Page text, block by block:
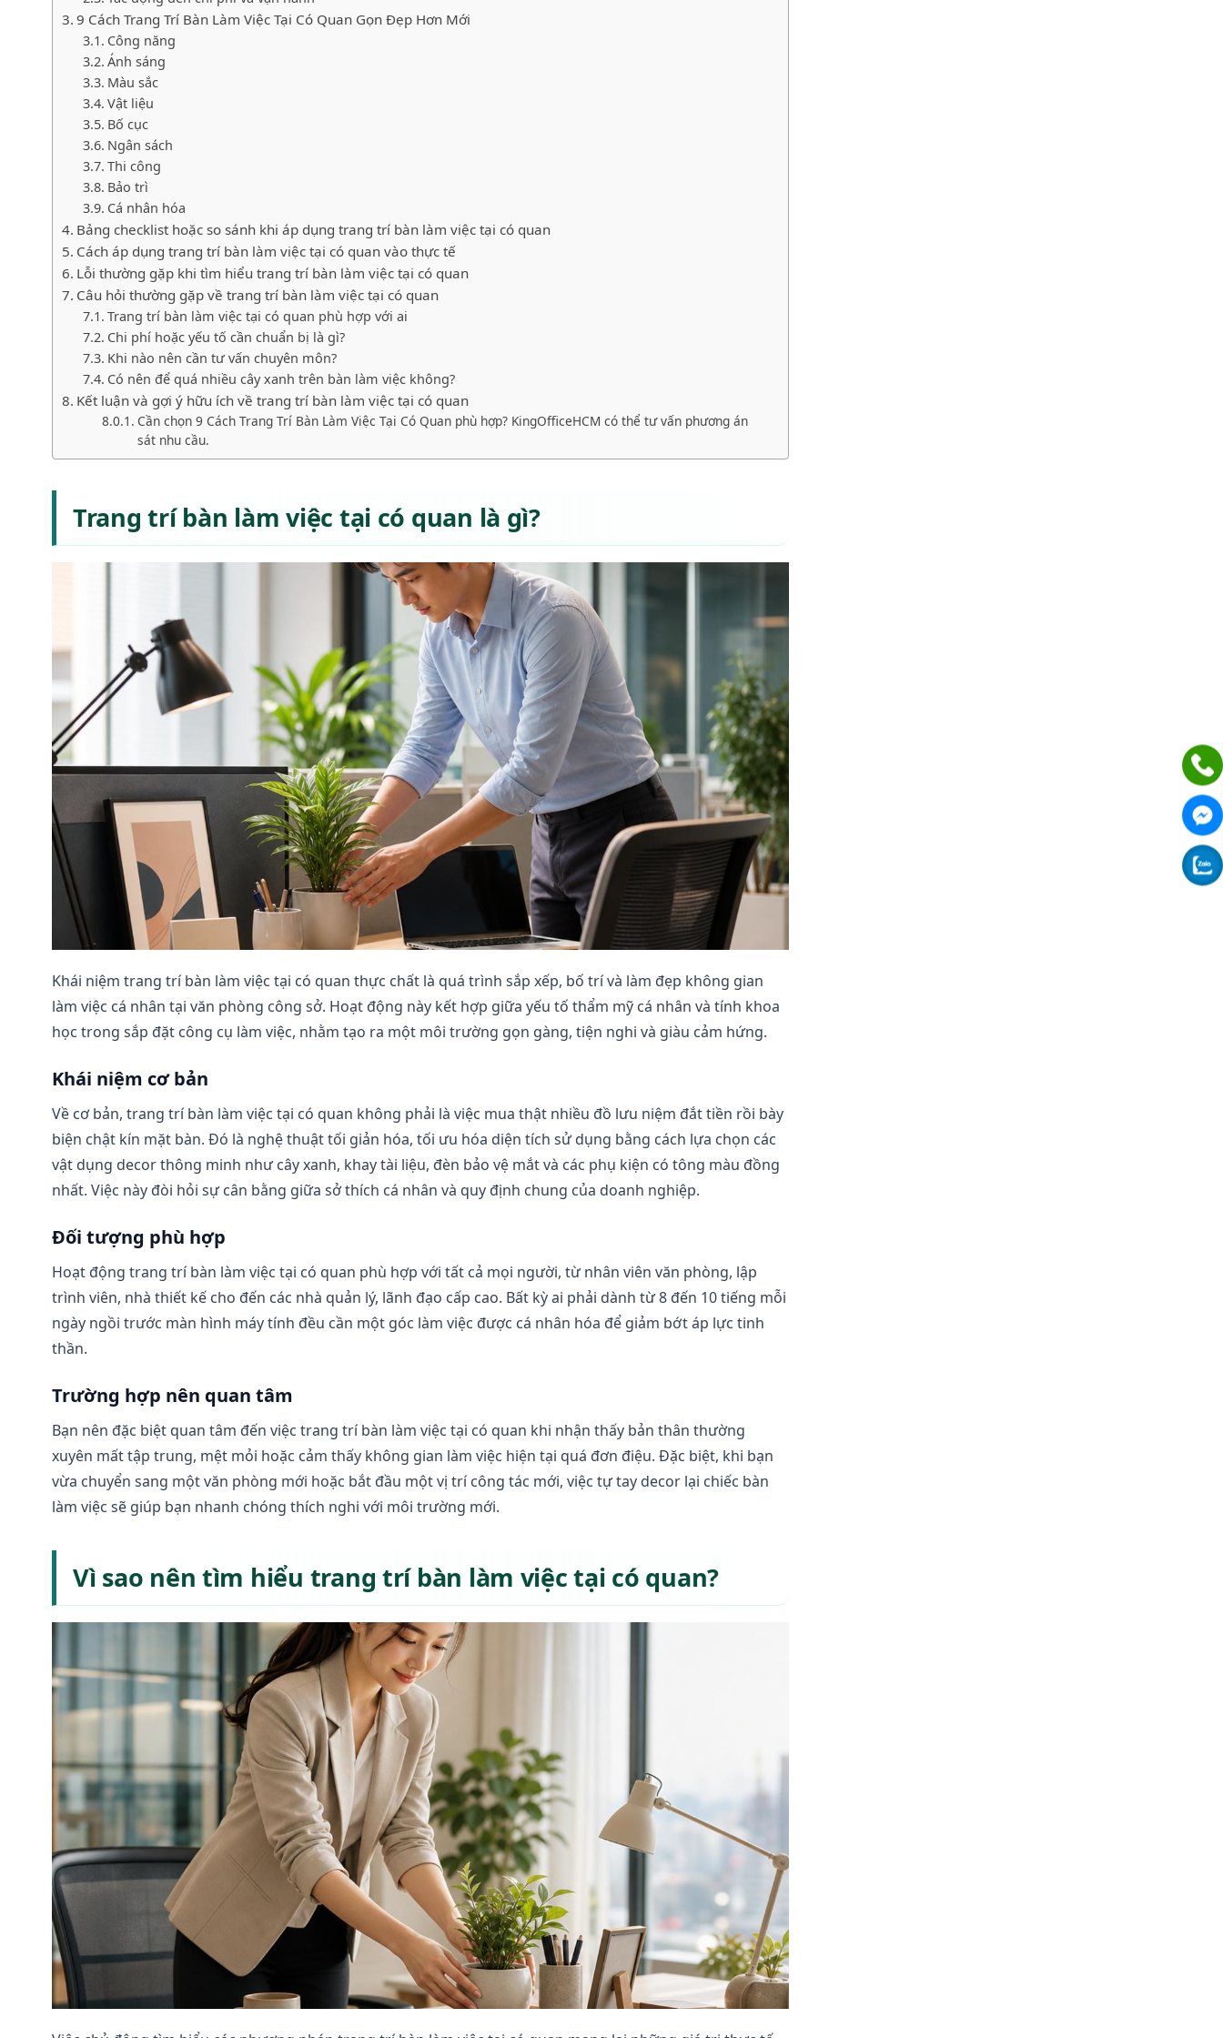
9 Cách Trang Trí Bàn Làm Việc Tại Có Quan Gọn Đẹp Hơn Mới
Công năng
Ánh sáng
Màu sắc
Vật liệu
Bố cục
Ngân sách
Thi công
Bảo trì
Cá nhân hóa
Bảng checklist hoặc so sánh khi áp dụng trang trí bàn làm việc tại có quan
Cách áp dụng trang trí bàn làm việc tại có quan vào thực tế
Lỗi thường gặp khi tìm hiểu trang trí bàn làm việc tại có quan
Câu hỏi thường gặp về trang trí bàn làm việc tại có quan
Trang trí bàn làm việc tại có quan phù hợp với ai
Chi phí hoặc yếu tố cần chuẩn bị là gì?
Khi nào nên cần tư vấn chuyên môn?
Có nên để quá nhiều cây xanh trên bàn làm việc không?
Kết luận và gợi ý hữu ích về trang trí bàn làm việc tại có quan
Cần chọn 9 Cách Trang Trí Bàn Làm Việc Tại Có Quan phù hợp? KingOfficeHCM có thể tư vấn phương án
sát nhu cầu.
Trang trí bàn làm việc tại có quan là gì?
Khái niệm trang trí bàn làm việc tại có quan thực chất là quá trình sắp xếp, bố trí và làm đẹp không gian
làm việc cá nhân tại văn phòng công sở. Hoạt động này kết hợp giữa yếu tố thẩm mỹ cá nhân và tính khoa
học trong sắp đặt công cụ làm việc, nhằm tạo ra một môi trường gọn gàng, tiện nghi và giàu cảm hứng.
Khái niệm cơ bản
Về cơ bản, trang trí bàn làm việc tại có quan không phải là việc mua thật nhiều đồ lưu niệm đắt tiền rồi bày
biện chật kín mặt bàn. Đó là nghệ thuật tối giản hóa, tối ưu hóa diện tích sử dụng bằng cách lựa chọn các
vật dụng decor thông minh như cây xanh, khay tài liệu, đèn bảo vệ mắt và các phụ kiện có tông màu đồng
nhất. Việc này đòi hỏi sự cân bằng giữa sở thích cá nhân và quy định chung của doanh nghiệp.
Đối tượng phù hợp
Hoạt động trang trí bàn làm việc tại có quan phù hợp với tất cả mọi người, từ nhân viên văn phòng, lập
trình viên, nhà thiết kế cho đến các nhà quản lý, lãnh đạo cấp cao. Bất kỳ ai phải dành từ 8 đến 10 tiếng mỗi
ngày ngồi trước màn hình máy tính đều cần một góc làm việc được cá nhân hóa để giảm bớt áp lực tinh
thần.
Trường hợp nên quan tâm
Bạn nên đặc biệt quan tâm đến việc trang trí bàn làm việc tại có quan khi nhận thấy bản thân thường
xuyên mất tập trung, mệt mỏi hoặc cảm thấy không gian làm việc hiện tại quá đơn điệu. Đặc biệt, khi bạn
vừa chuyển sang một văn phòng mới hoặc bắt đầu một vị trí công tác mới, việc tự tay decor lại chiếc bàn
làm việc sẽ giúp bạn nhanh chóng thích nghi với môi trường mới.
Vì sao nên tìm hiểu trang trí bàn làm việc tại có quan?